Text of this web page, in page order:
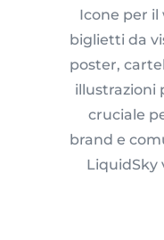
Icone per il
biglietti da
poster,
illustrazioni
cruciale
brand e
LiquidSky